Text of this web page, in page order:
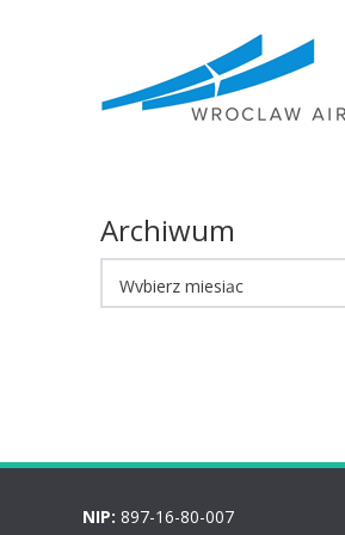
Archiwum
NIP: 897-16-80-007